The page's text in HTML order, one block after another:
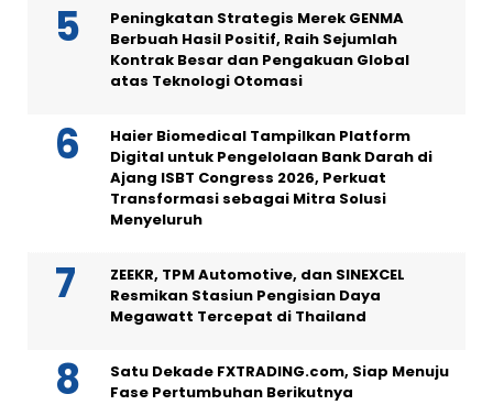
Peningkatan Strategis Merek GENMA
Berbuah Hasil Positif, Raih Sejumlah
Kontrak Besar dan Pengakuan Global
atas Teknologi Otomasi
Haier Biomedical Tampilkan Platform
Digital untuk Pengelolaan Bank Darah di
Ajang ISBT Congress 2026, Perkuat
Transformasi sebagai Mitra Solusi
Menyeluruh
ZEEKR, TPM Automotive, dan SINEXCEL
Resmikan Stasiun Pengisian Daya
Megawatt Tercepat di Thailand
Satu Dekade FXTRADING.com, Siap Menuju
Fase Pertumbuhan Berikutnya